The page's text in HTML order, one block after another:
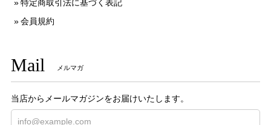
特定商取引法に基づく表記
会員規約
Mail メルマガ
当店からメールマガジンをお届けいたします。